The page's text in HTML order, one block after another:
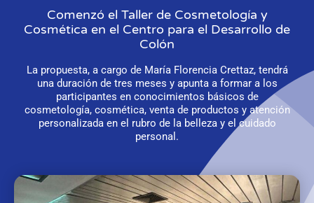
Comenzó el Taller de Cosmetología y
Cosmética en el Centro para el Desarrollo de
Colón
La propuesta, a cargo de María Florencia Crettaz, tendrá
una duración de tres meses y apunta a formar a los
participantes en conocimientos básicos de
cosmetología, cosmética, venta de productos y atención
personalizada en el rubro de la belleza y el cuidado
personal.